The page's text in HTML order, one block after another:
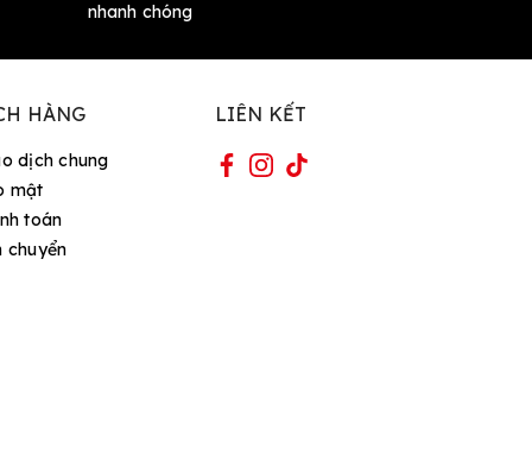
nhanh chóng
HÀNG
dịch chung
mật
toán
chuyển
LIÊN KẾT